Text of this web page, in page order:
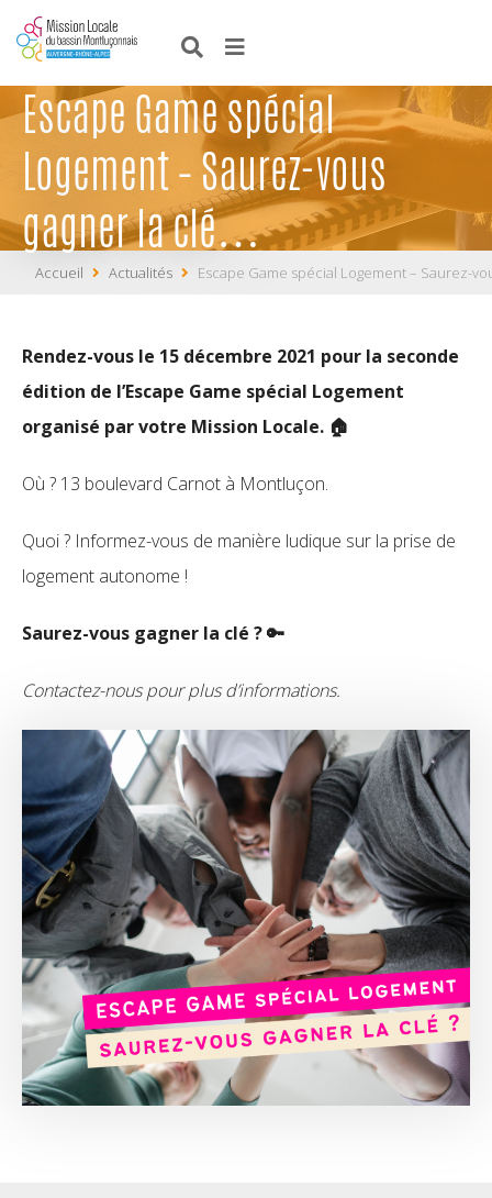
Escape Game spécial
Logement – Saurez-vous
gagner la clé…
Accueil Actualités Escape Game spécial Logement – Saurez-
Rendez-vous le 15 décembre 2021 pour la seconde
édition de l’Escape Game spécial Logement
organisé par votre Mission Locale. 🏠
Où ? 13 boulevard Carnot à Montluçon.
Quoi ? Informez-vous de manière ludique sur la prise de
logement autonome !
Saurez-vous gagner la clé ? 🔑
Contactez-nous pour plus d’informations.